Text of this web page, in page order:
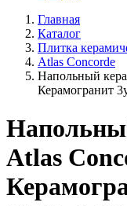
Главная
Каталог
Плитка
Atlas Concorde
Напольный
Керамогранит
Atlas